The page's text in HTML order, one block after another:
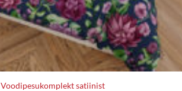
Voodipesukomplekt satiinist